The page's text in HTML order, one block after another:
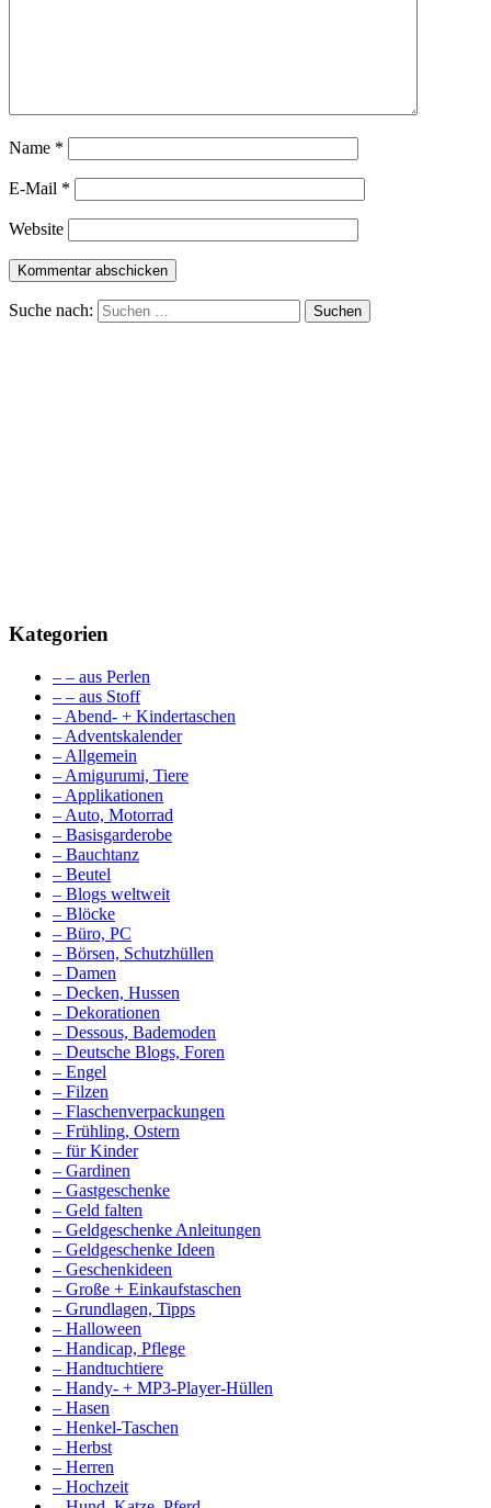
Name *
E-Mail *
Website
Suche nach:
Kategorien
– – aus Perlen
– – aus Stoff
– Abend- + Kindertaschen
– Adventskalender
– Allgemein
– Amigurumi, Tiere
– Applikationen
– Auto, Motorrad
– Basisgarderobe
– Bauchtanz
– Beutel
– Blogs weltweit
– Blöcke
– Büro, PC
– Börsen, Schutzhüllen
– Damen
– Decken, Hussen
– Dekorationen
– Dessous, Bademoden
– Deutsche Blogs, Foren
– Engel
– Filzen
– Flaschenverpackungen
– Frühling, Ostern
– für Kinder
– Gardinen
– Gastgeschenke
– Geld falten
– Geldgeschenke Anleitungen
– Geldgeschenke Ideen
– Geschenkideen
– Große + Einkaufstaschen
– Grundlagen, Tipps
– Halloween
– Handicap, Pflege
– Handtuchtiere
– Handy- + MP3-Player-Hüllen
– Hasen
– Henkel-Taschen
– Herbst
– Herren
– Hochzeit